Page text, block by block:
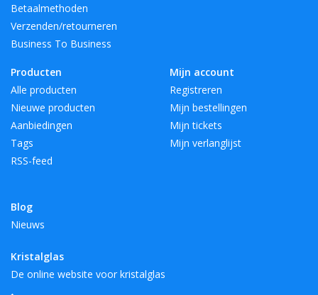
Betaalmethoden
Verzenden/retourneren
Business To Business
Producten
Alle producten
Nieuwe producten
Aanbiedingen
Tags
RSS-feed
Blog
Nieuws
Mijn account
Registreren
Mijn bestellingen
Mijn tickets
Mijn verlanglijst
Kristalglas
De online website voor kristalglas